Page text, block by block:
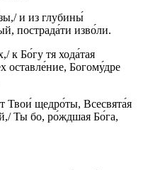
и из глубины́
пострада́ти изво́ли.
к Бо́гу тя хода́тая
оставле́ние, Богому́дре
Твои́ щедро́ты, Всесвята́я
Ты бо, ро́ждшая Бо́га,